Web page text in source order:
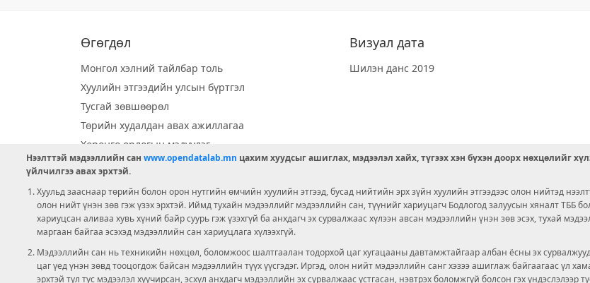
Өгөгдөл
Монгол хэлний тайлбар толь
Хуулийн этгээдийн улсын бүртгэл
Тусгай зөвшөөрөл
Төрийн худалдан авах ажиллагаа
Хөрөнгө орлогын мэдүүлэг
Орон нутгийн хөгжлийн сан
Ээлжит сонгууль
Ашигт малтмал тусгай зөвшөөрөл
Визуал дата
Шилэн данс 2019
© 2026 OPENDATA LAB MONGOLIA.
Нээлттэй мэдээллийн сан www.opendatalab.mn цахим хуудсыг ашиглах, мэдээлэл хайх, түгээх хэн бүхэн доорх нөхцөлийг
үйлчилгээ авах эрхтэй.
Хуульд зааснаар төрийн болон орон нутгийн өмчийн хуулийн этгээд, бусад нийтийн эрх зүйн хуулийн этгээдээс олон нийтэд
олон нийт үнэн зөв гэж үзэх эрхтэй. Иймд тухайн мэдээллийг мэдээллийн сан, түүнийг хариуцагч Бодлогод залуусын хяналт ТББ
хариуцсан аливаа хувь хүний байр суурь гэж үзэхгүй ба анхдагч эх сурвалжаас хүлээн авсан мэдээллийн үнэн зөв эсэх, тухай
маргаан байгаа эсэхэд мэдээллийн сан хариуцлага хүлээхгүй.
Мэдээллийн сан нь техникийн нөхцөл, боломжоос шалтгаалан тодорхой цаг хугацааны давтамжтайгаар албан ёсны эх
цаг үед үнэн зөвд тооцогдож байсан мэдээллийн түүх үүсгэдэг. Иргэд, олон нийт мэдээллийн санг хэзээ ашиглаж байгаагаас үл
эрхтэй тул тус мэдээлэл хуучирсан, эсхүл анхдагч мэдээллийн эх сурвалжаас устгасан, нэвтрэх боломжгүй болсон гэх үндэслэлээр